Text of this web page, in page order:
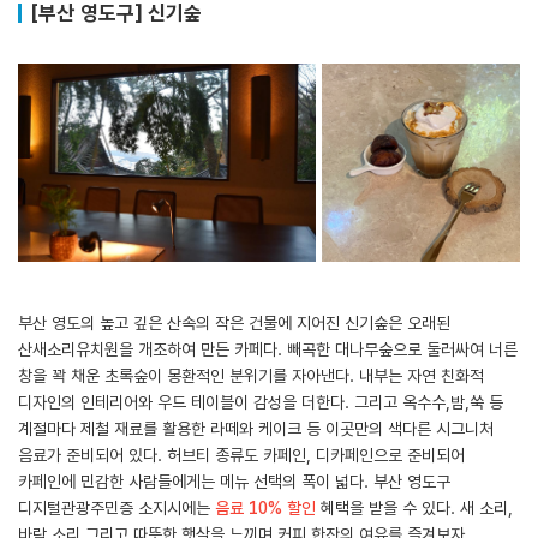
[부산 영도구] 신기숲
부산 영도의 높고 깊은 산속의 작은 건물에 지어진 신기숲은 오래된
산새소리유치원을 개조하여 만든 카페다. 빼곡한 대나무숲으로 둘러싸여 너른
창을 꽉 채운 초록숲이 몽환적인 분위기를 자아낸다. 내부는 자연 친화적
디자인의 인테리어와 우드 테이블이 감성을 더한다. 그리고 옥수수,밤,쑥 등
계절마다 제철 재료를 활용한 라떼와 케이크 등 이곳만의 색다른 시그니처
음료가 준비되어 있다. 허브티 종류도 카페인, 디카페인으로 준비되어
카페인에 민감한 사람들에게는 메뉴 선택의 폭이 넓다. 부산 영도구
디지털관광주민증 소지시에는 음료 10% 할인 혜택을 받을 수 있다. 새 소리,